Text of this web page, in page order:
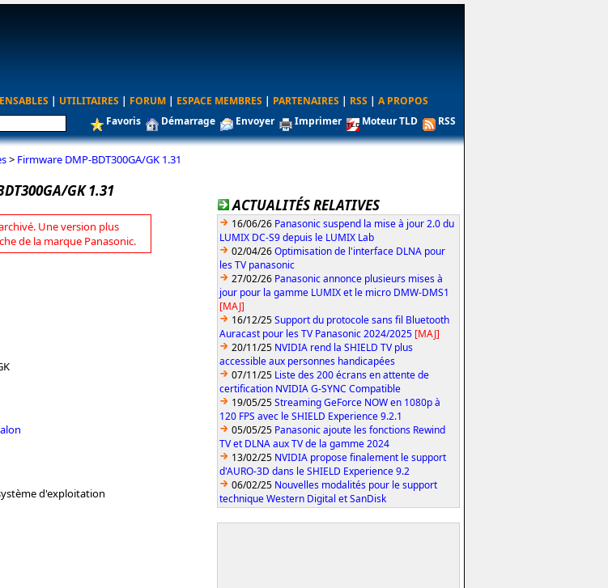
| UTILITAIRES | FORUM | ESPACE MEMBRES | PARTENAIRES | RSS | A PROPOS
Favoris Démarrage Envoyer Imprimer Moteur TLD RSS
> Firmware DMP-BDT300GA/GK 1.31
GK 1.31
Une version plus
de la marque Panasonic.
d'exploitation
ACTUALITÉS RELATIVES
16/06/26 Panasonic suspend la mise à jour 2.0 du
LUMIX DC-S9 depuis le LUMIX Lab
02/04/26Optimisation de l'interface DLNA pour
les TV panasonic
27/02/26 Panasonic annonce plusieurs mises à
jour pour la gamme LUMIX et le micro DMW-DMS1
[MAJ]
16/12/25Support du protocole sans fil Bluetooth
Auracast pour les TV Panasonic 2024/2025 [MAJ]
20/11/25 NVIDIA rend la SHIELD TV plus
accessible aux personnes handicapées
07/11/25 Liste des 200 écrans en attente de
certification NVIDIA G-SYNC Compatible
19/05/25Streaming GeForce NOW en 1080p à
120 FPS avec le SHIELD Experience 9.2.1
05/05/25 Panasonic ajoute les fonctions Rewind
TV et DLNA aux TV de la gamme 2024
13/02/25 NVIDIA propose finalement le support
d'AURO-3D dans le SHIELD Experience 9.2
06/02/25 Nouvelles modalités pour le support
technique Western Digital et SanDisk